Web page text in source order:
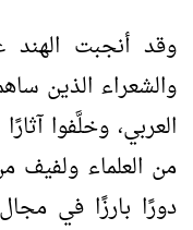
وقد أنجبت الهند
والشعراء الذين
العربي، وخلَّفوا
من العلماء ولفيف
دورًا بارزًا في